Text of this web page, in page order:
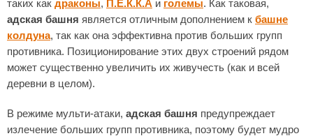
таких как драконы, П.Е.К.К.А и големы. Как таковая,
адская башня является отличным дополнением к башне
колдуна, так как она эффективна против больших групп
противника. Позиционирование этих двух строений рядом
может существенно увеличить их живучесть (как и всей
деревни в целом).
В режиме мульти-атаки, адская башня предупреждает
излечение больших групп противника, поэтому будет мудро